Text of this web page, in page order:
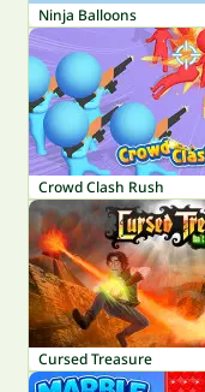
Ninja Balloons
Crowd Clash Rush
Cursed Treasure